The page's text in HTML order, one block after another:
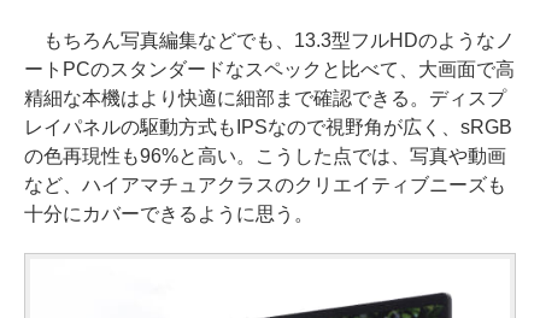
もちろん写真編集などでも、13.3型フルHDのようなノ
ートPCのスタンダードなスペックと比べて、大画面で高
精細な本機はより快適に細部まで確認できる。ディスプ
レイパネルの駆動方式もIPSなので視野角が広く、sRGB
の色再現性も96%と高い。こうした点では、写真や動画
など、ハイアマチュアクラスのクリエイティブニーズも
十分にカバーできるように思う。